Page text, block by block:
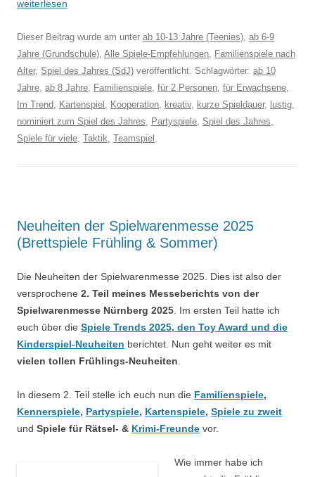
weiterlesen
Dieser Beitrag wurde am unter ab 10-13 Jahre (Teenies), ab 6-9
Jahre (Grundschule), Alle Spiele-Empfehlungen, Familienspiele nach
Alter, Spiel des Jahres (SdJ) veröffentlicht. Schlagwörter: ab 10
Jahre, ab 8 Jahre, Familienspiele, für 2 Personen, für Erwachsene,
Im Trend, Kartenspiel , Kooperation, kreativ, kurze Spieldauer, lustig,
nominiert zum Spiel des Jahres, Partyspiele, Spiel des Jahres,
Spiele für viele, Taktik, Teamspiel .
Neuheiten der Spielwarenmesse 2025
(Brettspiele Frühling & Sommer)
Die Neuheiten der Spielwarenmesse 2025. Dies ist also der
versprochene 2. Teil meines Messeberichts von der
Spielwarenmesse Nürnberg 2025. Im ersten Teil hatte ich
euch über die Spiele Trends 2025, den Toy Award und die
Kinderspiel-Neuheiten berichtet. Nun geht weiter es mit
vielen tollen Frühlings-Neuheiten.
In diesem 2. Teil stelle ich euch nun die Familienspiele,
Kennerspiele, Partyspiele, Kartenspiele, Spiele zu zweit
und Spiele für Rätsel- & Krimi-Freunde vor.
Wie immer habe ich